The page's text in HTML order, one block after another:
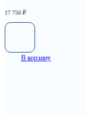
17 750 ₽
В корзину